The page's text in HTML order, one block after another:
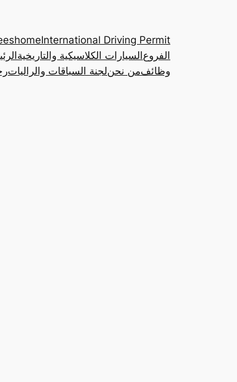
homeInternational Driving Permit
السيارات الكلاسيكية والتاريخية الفروع
لجنة السباقات والرالياتمن نحنوظائف